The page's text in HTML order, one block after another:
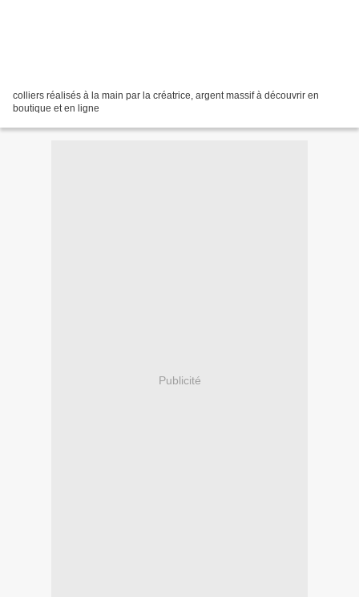
colliers réalisés à la main par la créatrice, argent massif à découvrir en
boutique et en ligne
Publicité